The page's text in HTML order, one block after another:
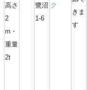
高さ
2
m・
重量
2t
鷺沼
1-6
ク
きま
す